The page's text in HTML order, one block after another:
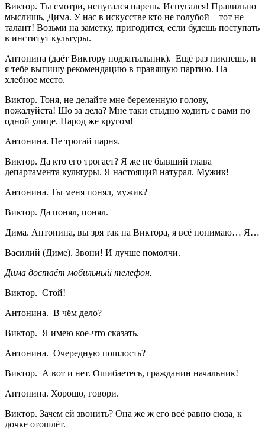
Виктор. Ты смотри, испугался парень. Испугался! Правильно
мыслишь, Дима. У нас в искусстве кто не голубой – тот не
талант! Возьми на заметку, пригодится, если будешь поступать
в институт культуры.
Антонина (даёт Виктору подзатыльник). Ещё раз пикнешь, и
я тебе выпишу рекомендацию в правящую партию. На
хлебное место.
Виктор. Тоня, не делайте мне беременную голову,
пожалуйста! Шо за дела? Мне таки стыдно ходить с вами по
одной улице. Народ же кругом!
Антонина. Не трогай парня.
Виктор. Да кто его трогает? Я же не бывший глава
департамента культуры. Я настоящий натурал. Мужик!
Антонина. Ты меня понял, мужик?
Виктор. Да понял, понял.
Дима. Антонина, вы зря так на Виктора, я всё понимаю… Я…
Василий (Диме). Звони! И лучше помолчи.
Дима достаёт мобильный телефон.
Виктор. Стой!
Антонина. В чём дело?
Виктор. Я имею кое-что сказать.
Антонина. Очередную пошлость?
Виктор. А вот и нет. Ошибаетесь, гражданин начальник!
Антонина. Хорошо, говори.
Виктор. Зачем ей звонить? Она же ж его всё равно сюда, к
дочке отошлёт.